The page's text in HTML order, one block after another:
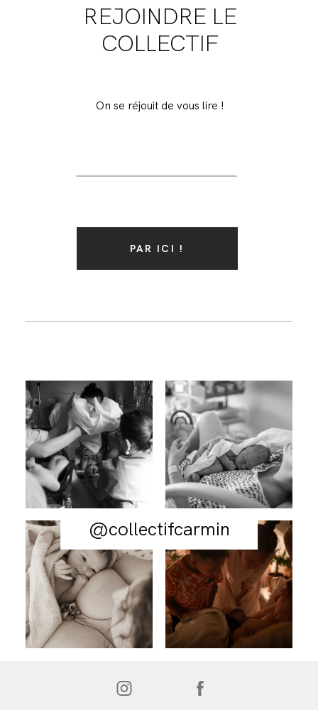
REJOINDRE LE
COLLECTIF
PAR ICI !
On se réjouit de vous lire !
@collectifcarmin